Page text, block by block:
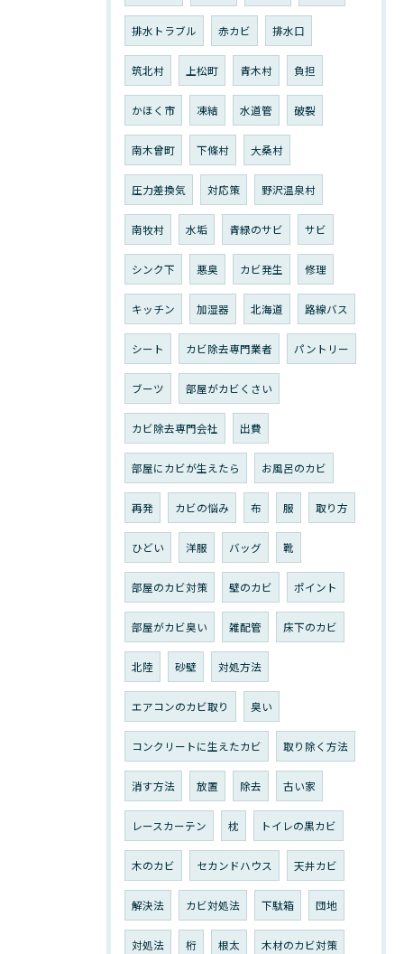
排水トラブル 赤カビ 排水口
筑北村 上松町 青木村 負担
かほく市 凍結 水道管 破裂
南木曾町 下條村 大桑村
圧力差換気 対応策 野沢温泉村
南牧村 水垢 青緑のサビ サビ
シンク下 悪臭 カビ発生 修理
キッチン 加湿器 北海道 路線バス
シート カビ除去専門業者 パントリー
ブーツ 部屋がカビくさい
カビ除去専門会社 出費
部屋にカビが生えたら お風呂のカビ
再発 カビの悩み 布 服 取り方
ひどい 洋服 バッグ 靴
部屋のカビ対策 壁のカビ ポイント
部屋がカビ臭い 雑配管 床下のカビ
北陸 砂壁 対処方法
エアコンのカビ取り 臭い
コンクリートに生えたカビ 取り除く方法
消す方法 放置 除去 古い家
レースカーテン 枕 トイレの黒カビ
木のカビ セカンドハウス 天井カビ
解決法 カビ対処法 下駄箱 団地
対処法 桁 根太 木材のカビ対策